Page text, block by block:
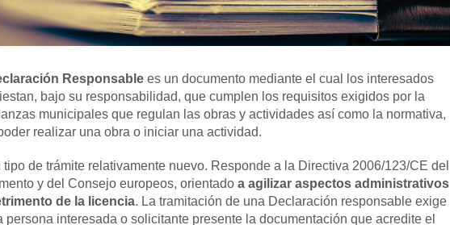
Responsable es un documento mediante el cual los interesados
bajo su responsabilidad, que cumplen los requisitos exigidos por la
municipales que regulan las obras y actividades así como la normativa,
realizar una obra o iniciar una actividad.
tipo de trámite relativamente nuevo. Responde a la Directiva 2006/123/CE del
y del Consejo europeos, orientado a agilizar aspectos administrativos
de la licencia. La tramitación de una Declaración responsable exige
persona interesada o solicitante presente la documentación que acredite el